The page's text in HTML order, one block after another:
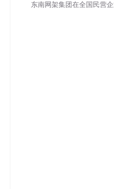
东南网架集团在全国民营企业